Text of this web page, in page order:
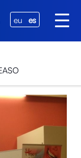
eu es